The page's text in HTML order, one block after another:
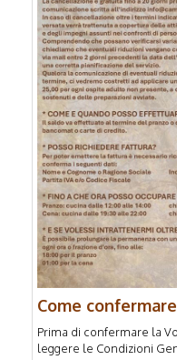
Come
Prima di confermare la
leggere le Condizioni